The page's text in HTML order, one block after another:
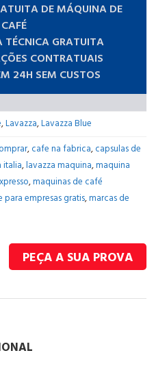
DE MÁQUINA DE
CAFÉ
TÉCNICA GRATUITA
CONTRATUAIS
24H SEM CUSTOS
,Lavazza,Lavazza Blue
,cafe na fabrica,capsulas de
italia,lavazza maquina,maquina
,maquinas de café
empresas gratis,marcas de
PEÇA A SUA PROVA